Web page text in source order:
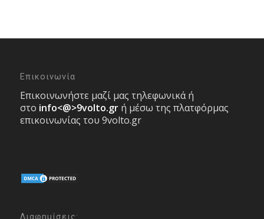
Επικοινωνία
Επικοινωνήστε μαζί μας τηλεφωνικά ή
στο info<@>9volto.gr ή μέσω της πλατφόρμας
επικοινωνίας του 9volto.gr
Διαφημίσεις: